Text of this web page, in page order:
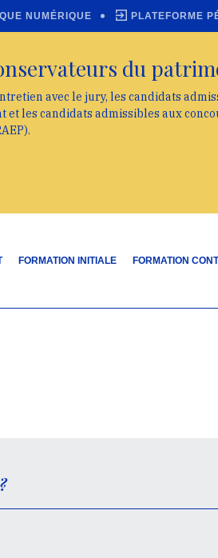
FORMATION INITIALE FORMATION
NUMÉRIQUE PLATEFORME
du
avec le jury, les candidats
les candidats admissibles aux